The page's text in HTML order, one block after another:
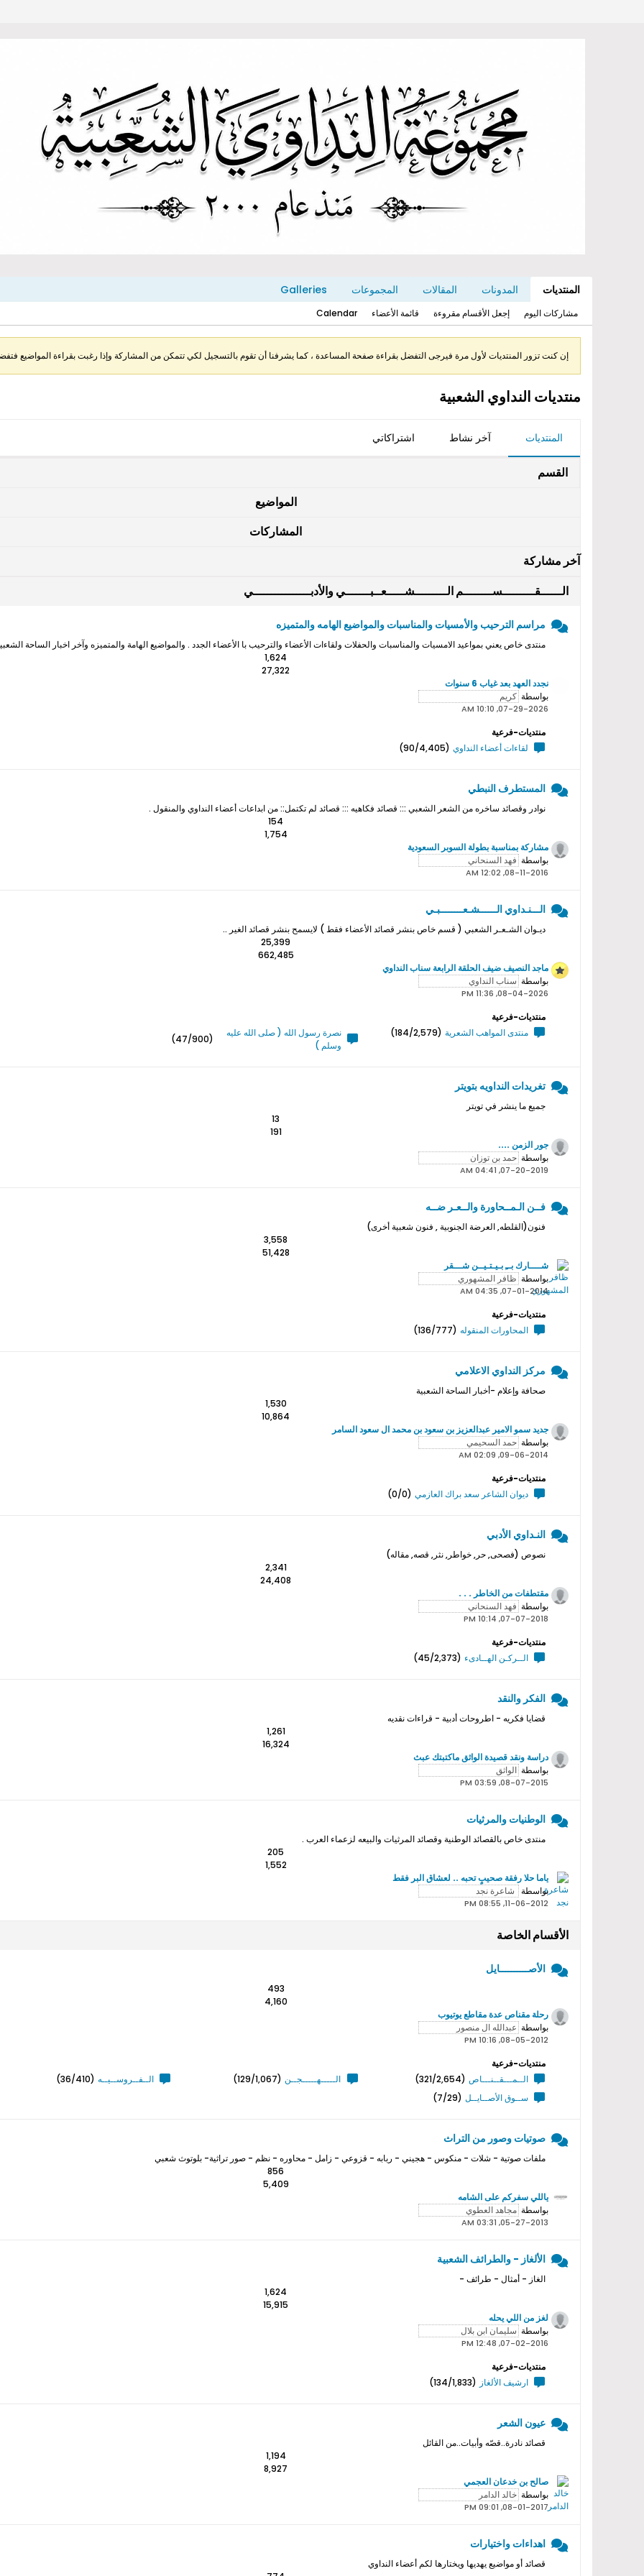
المنتديات المدونات المقالات المجموعات Galleries
مشاركات اليوم إجعل الأقسام مقروءة قائمة الأعضاء Calendar
إن كنت تزور المنتديات لأول مرة فيرجى التفضل بقراءة صفحة المساعدة ، كما يشرفنا أن تقوم بالتسجيل لكي تتمكن من المشاركة وإذا رغبت بقراءة المواضيع
منتديات النداوي الشعبية
المنتديات آخر نشاط اشتراكاتي
القسم
المواضيع
المشاركات
آخر مشاركة
الــــــقـــــــــســــــــم الـــــــــشـــــعــبـــــــي والأدبــــــــــــــــي
مراسم الترحيب والأمسيات والمناسبات والمواضيع الهامه والمتميزه
منتدى خاص يعني بمواعيد الامسيات والمناسبات والحفلات ولقاءات الأعضاء والترحيب با الأعضاء الجدد . والمواضيع الهامة والمتميزه وآخر اخبار الساحة
1,624
27,322
نجدد العهد بعد غياب 6 سنوات
بواسطة
07-29-2026, 10:10 AM
منتديات-فرعية
لقاءات أعضاء النداوي (90/4,405)
المستطرف النبطي
نوادر وقصائد ساخره من الشعر الشعبي ::: قصائد فكاهيه ::: قصائد لم تكتمل:: من ابداعات أعضاء النداوي والمنقول .
154
1,754
مشاركة بمناسبة بطولة السوبر السعودية
بواسطة
08-11-2016, 12:02 AM
الـــنـداوي الــــــشـعــــــــبـي
ديـوان الشـعـر الشعبي ( قسم خاص بنشر قصائد الأعضاء فقط ) لايسمح بنشر قصائد الغير ..
25,399
662,485
ماجد النصيف ضيف الحلقة الرابعة سناب النداوي
بواسطة
08-04-2026, 11:36 PM
منتديات-فرعية
منتدى المواهب الشعرية (184/2,579)
نصرة رسول الله ( صلى الله عليه
وسلم )
(47/900)
تغريدات النداويه بتويتر
جميع ما ينشر في تويتر
13
191
جور الزمن ....
بواسطة
07-20-2019, 04:41 AM
فــن الـمــحاورة والــعـر ضــه
فنون(القلطه, العرضة الجنوبية , فنون شعبية أخرى)
3,558
51,428
شــــارك بــِ بـيـتـيــن شـــقر
بواسطة
07-01-2014, 04:35 AM
منتديات-فرعية
المحاورات المنقوله (136/777)
مركز النداوي الاعلامي
صحافة وإعلام -أخبار الساحة الشعبية
1,530
10,864
جديد سمو اﻻمير عبدالعزيز بن سعود بن محمد ال سعود السامر
بواسطة
09-06-2014, 02:09 AM
منتديات-فرعية
ديوان الشاعر سعد براك العازمي (0/0)
النـداوي الأدبي
نصوص (فصحى, حر, خواطر, نثر, قصه, مقاله)
2,341
24,408
مقتطفات من الخاطر . . .
بواسطة
07-07-2018, 10:14 PM
منتديات-فرعية
الــركـن الهــادىء (45/2,373)
الفكر والنقد
قضايا فكريه - اطروحات أدبية - قراءات نقديه
1,261
16,324
دراسة ونقد قصيدة الواثق ماكتبتك عبث
بواسطة
08-07-2015, 03:59 PM
الوطنيات والمرثيات
منتدى خاص بالقصائد الوطنية وقصائد المرثيات والبيعه لزعماء العرب .
205
1,552
ياما حلا رفقة صحيبٍ تحبه .. لعشاق البر فقط
بواسطة
11-06-2012, 08:55 PM
الأقسام الخاصة
الأصــــــــــايل
493
4,160
رحلة مقناص عدة مقاطع يوتيوب
بواسطة
08-05-2012, 10:16 PM
منتديات-فرعية
الــمـــقــنـــاص (321/2,654) الـــــهـــــجــن (129/1,067) الــفــروســيــه (36/410)
ســوق الأصــايــل (7/29)
صوتيات وصور من التراث
ملفات صوتية - شلات - منكوس - هجيني - ربابه - قزوعي - زامل - محاوره - نظم - صور تراثية- بلوتوث شعبي
856
5,409
ياللي سفركم على الشامه
بواسطة
05-27-2013, 03:31 AM
الألغاز - والطرائف الشعبية
الغاز - أمثال - طرائف -
1,624
15,915
لغز من اللي يحله
بواسطة
07-02-2016, 12:48 PM
منتديات-فرعية
ارشيف الألغاز (134/1,833)
عيون الشعر
قصائد نادرة..قصّه وأبيات..من القائل
1,194
8,927
صالح بن خدعان العجمي
بواسطة
08-01-2017, 09:01 PM
اهداءات واختيارات
قصائد أو مواضيع يهديها ويختارها لكم أعضاء النداوي